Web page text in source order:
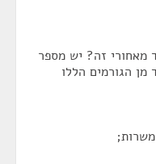
מאחורי זה? יש מספר
הגורמים הללו